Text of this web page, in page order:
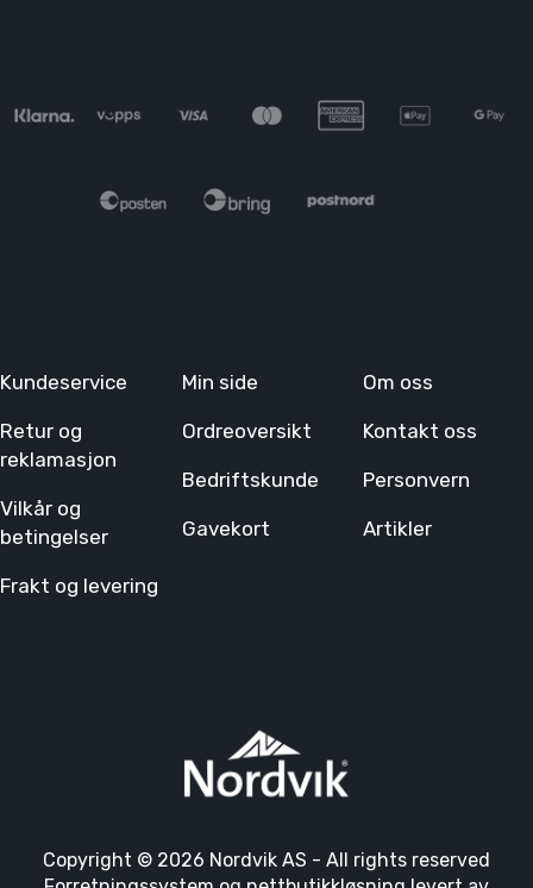
Kundeservice
Retur og
reklamasjon
Vilkår og
betingelser
Frakt og levering
Min side
Ordreoversikt
Bedriftskunde
Gavekort
Om oss
Kontakt oss
Personvern
Artikler
Copyright © 2026 Nordvik AS - All rights reserved